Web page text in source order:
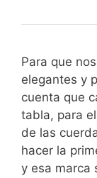
Para que
elegantes y
cuenta que
tabla, para
de las
hacer la
y esa marca